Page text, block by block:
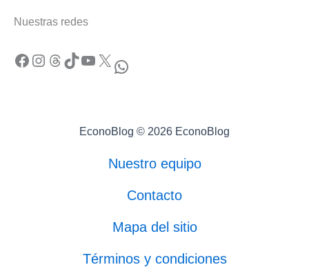
Nuestras redes
Facebook Instagram Threads TikTok YouTube X WhatsApp
EconoBlog © 2026 EconoBlog
Nuestro equipo
Contacto
Mapa del sitio
Términos y condiciones